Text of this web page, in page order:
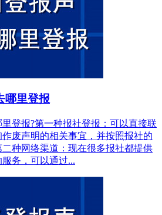
哪里登报
登报?第一种报社登报：可以直接联
废声明的相关事宜，并按照报社的
种网络渠道：现在很多报社都提供
务，可以通过...